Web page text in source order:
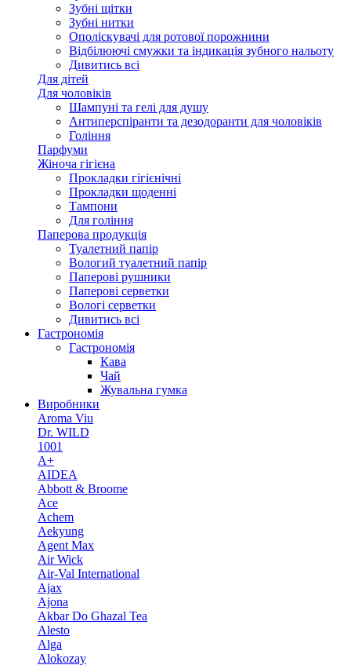
Зубні щітки
Зубні нитки
Ополіскувачі для ротової порожнини
Відбілюючі смужки та індикація зубного нальоту
Дивитись всі
Для дітей
Для чоловіків
Шампуні та гелі для душу
Антиперспіранти та дезодоранти для чоловіків
Гоління
Парфуми
Жіноча гігієна
Прокладки гігієнічні
Прокладки щоденні
Тампони
Для гоління
Паперова продукція
Туалетний папір
Вологий туалетний папір
Паперові рушники
Паперові серветки
Вологі серветки
Дивитись всі
Гастрономія
Гастрономія
Кава
Чай
Жувальна гумка
Виробники
Aroma Viu
Dr. WILD
1001
A+
AIDEA
Abbott & Broome
Ace
Achem
Aekyung
Agent Max
Air Wick
Air-Val International
Ajax
Ajona
Akbar Do Ghazal Tea
Alesto
Alga
Alokozay